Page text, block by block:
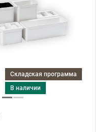
Складская программа
в наличии